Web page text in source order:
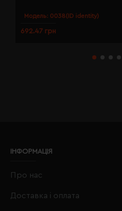
Модель: 0038(ID identity)
692.47 грн
ІНФОРМАЦІЯ
Про нас
Доставка і оплата